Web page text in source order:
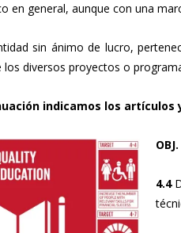
en general, aunque con una
sin ánimo de lucro,
los diversos proyectos o
indicamos los artículos
4.4